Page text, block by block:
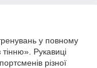
у повному
тінню». Рукавиці
різної